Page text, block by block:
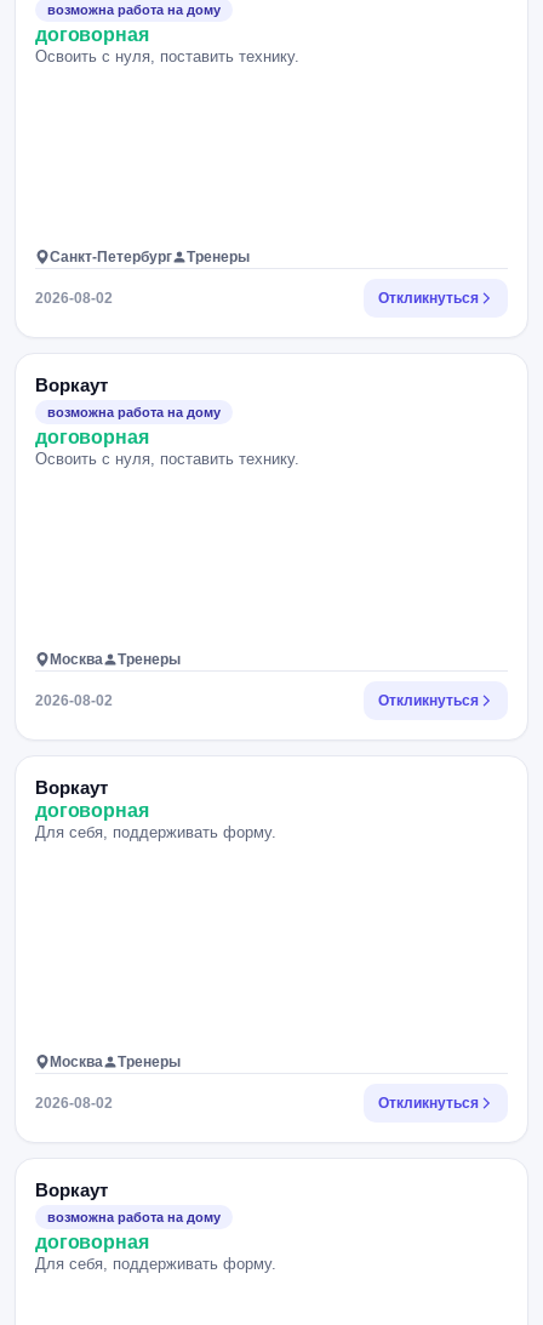
возможна работа на дому
договорная
Освоить с нуля, поставить технику.
Санкт-Петербург Тренеры
2026-08-02 Откликнуться
Воркаут
возможна работа на дому
договорная
Освоить с нуля, поставить технику.
Москва Тренеры
2026-08-02 Откликнуться
Воркаут
договорная
Для себя, поддерживать форму.
Москва Тренеры
2026-08-02 Откликнуться
Воркаут
возможна работа на дому
договорная
Для себя, поддерживать форму.